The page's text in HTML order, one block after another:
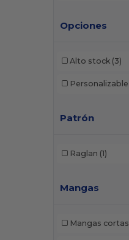
Opciones
Alto stock (3)
Personalizable
Patrón
Raglan (1)
Mangas
Mangas cortas